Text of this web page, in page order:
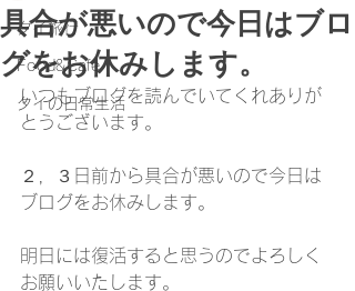
タイ旅行
Food&Cafe
タイの日常生活
具合が悪いので今日はブロ
グをお休みします。
いつもブログを読んでいてくれありが
とうございます。
２，３日前から具合が悪いので今日は
ブログをお休みします。
明日には復活すると思うのでよろしく
お願いいたします。